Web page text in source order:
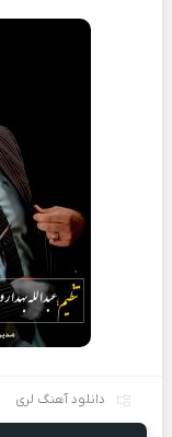
دانلود آهنگ لری